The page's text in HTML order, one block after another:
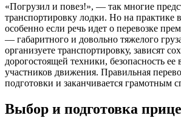
«Погрузил и повез!», — так многие
транспортировку лодки. Но на практике
особенно если речь идет о перевозке
— габаритного и довольно тяжелого
организуете транспортировку, зависят
дорогостоящей техники, безопасность ее
участников движения. Правильная
подготовки и заканчивается грамотным
Выбор и подготовка